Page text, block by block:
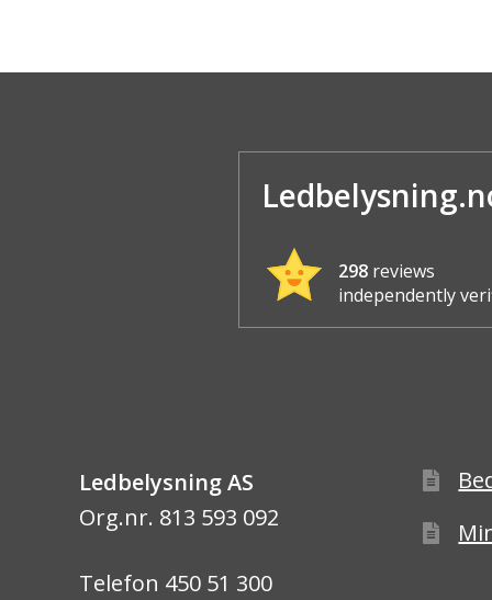
298reviews
independently
Ledbelysning AS
Org.nr. 813 593 092
Telefon 450 51 300